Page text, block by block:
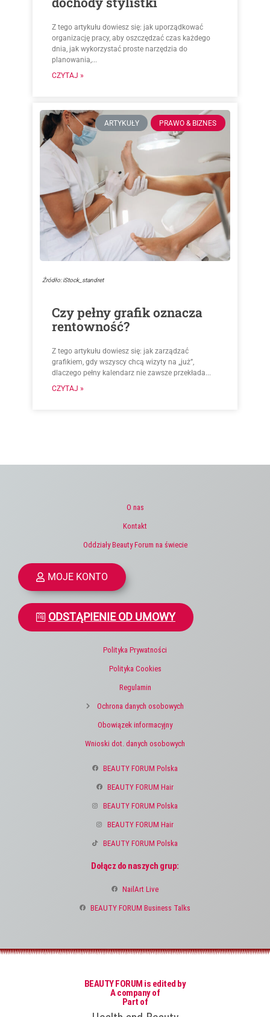
Z tego artykułu dowiesz się: jak uporządkować
organizację pracy, aby oszczędzać czas każdego
dnia, jak wykorzystać proste narzędzia do
planowania,...
CZYTAJ »
ARTYKUŁY PRAWO & BIZNES
Źródło: iStock_standret
Czy pełny grafik oznacza
rentowność?
Z tego artykułu dowiesz się: jak zarządzać
grafikiem, gdy wszyscy chcą wizyty na „już”,
dlaczego pełny kalendarz nie zawsze przekłada...
CZYTAJ »
O nas
Kontakt
Oddziały Beauty Forum na świecie
MOJE KONTO
ODSTĄPIENIE OD UMOWY
Polityka Prywatności
Polityka Cookies
Regulamin
Ochrona danych osobowych
Obowiązek informacyjny
Wnioski dot. danych osobowych
BEAUTY FORUM Polska
BEAUTY FORUM Hair
BEAUTY FORUM Polska
BEAUTY FORUM Hair
BEAUTY FORUM Polska
Dołącz do naszych grup:
NailArt Live
BEAUTY FORUM Business Talks
BEAUTY FORUM is edited by
A company of
Part of